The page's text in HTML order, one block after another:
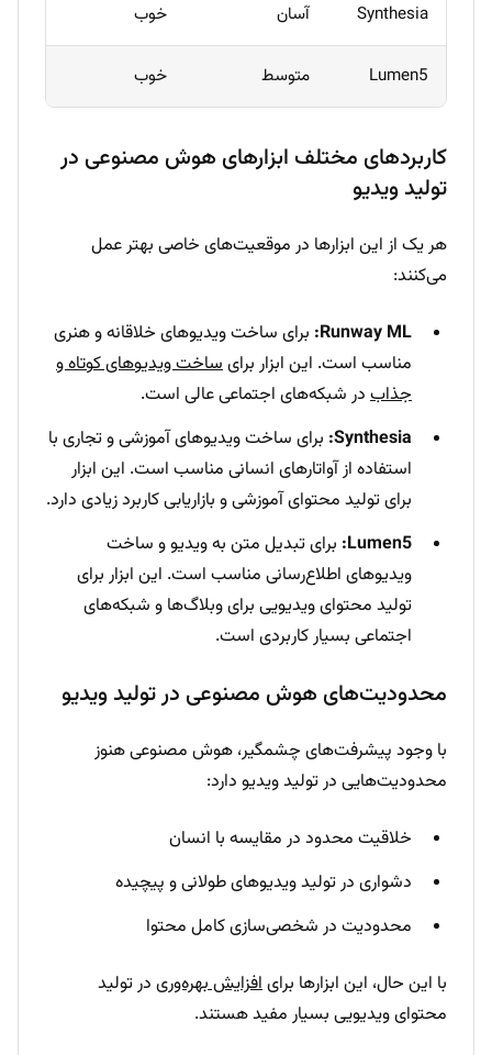
Synthesia آسان خوب
Lumen5 متوسط خوب
کاربردهای مختلف ابزارهای هوش مصنوعی در
تولید ویدیو
هر یک از این ابزارها در موقعیت‌های خاصی بهتر عمل
می‌کنند:
Runway ML: برای ساخت ویدیوهای خلاقانه و هنری
مناسب است. این ابزار برایساخت ویدیوهای کوتاه و
جذاب در شبکه‌های اجتماعی عالی است.
Synthesia: برای ساخت ویدیوهای آموزشی و تجاری با
استفاده از آواتارهای انسانی مناسب است. این ابزار
برای تولید محتوای آموزشی و بازاریابی کاربرد زیادی دارد.
Lumen5: برای تبدیل متن به ویدیو و ساخت
ویدیوهای اطلاع‌رسانی مناسب است. این ابزار برای
تولید محتوای ویدیویی برای وبلاگ‌ها و شبکه‌های
اجتماعی بسیار کاربردی است.
محدودیت‌های هوش مصنوعی در تولید ویدیو
با وجود پیشرفت‌های چشمگیر، هوش مصنوعی هنوز
محدودیت‌هایی در تولید ویدیو دارد:
خلاقیت محدود در مقایسه با انسان
دشواری در تولید ویدیوهای طولانی و پیچیده
محدودیت در شخصی‌سازی کامل محتوا
با این حال، این ابزارها برایافزایش بهره‌وری در تولید
محتوای ویدیویی بسیار مفید هستند.